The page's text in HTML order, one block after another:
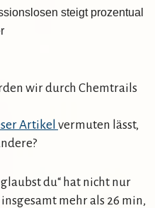
steigt prozentual
wir durch Chemtrails
Artikel vermuten lässt,
glaubst du“ hat nicht nur
mehr als 26 min,